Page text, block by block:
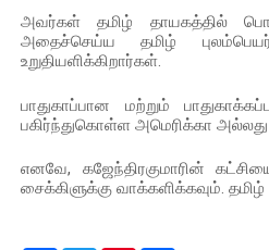
அவர்கள் தமிழ் தாயகத்தில்
அதைச்செய்ய தமிழ்
உறுதியளிக்கிறார்கள்.
பாதுகாப்பான மற்றும்
பகிர்ந்துகொள்ள அமெரிக்கா
எனவே, கஜேந்திரகுமாரின்
சைக்கிளுக்கு வாக்களிக்கவும்.